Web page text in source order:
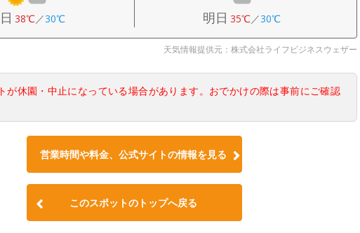
38℃／30℃ 明日 35℃／30℃
天気情報提供元：株式会社ライフビジネスウェザー
が休園・中止になっている場合があります。おでかけの際は事前にご確認
営業時間や料金、公式サイトの情報を見る
このスポットのトップへ戻る